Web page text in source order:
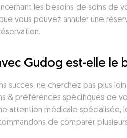
les besoins de soins de
vous pouvez annuler une
Gudog est-elle le
succès, ne cherchez pas plus
& préférences spécifiques de
attention médicale
de comparer